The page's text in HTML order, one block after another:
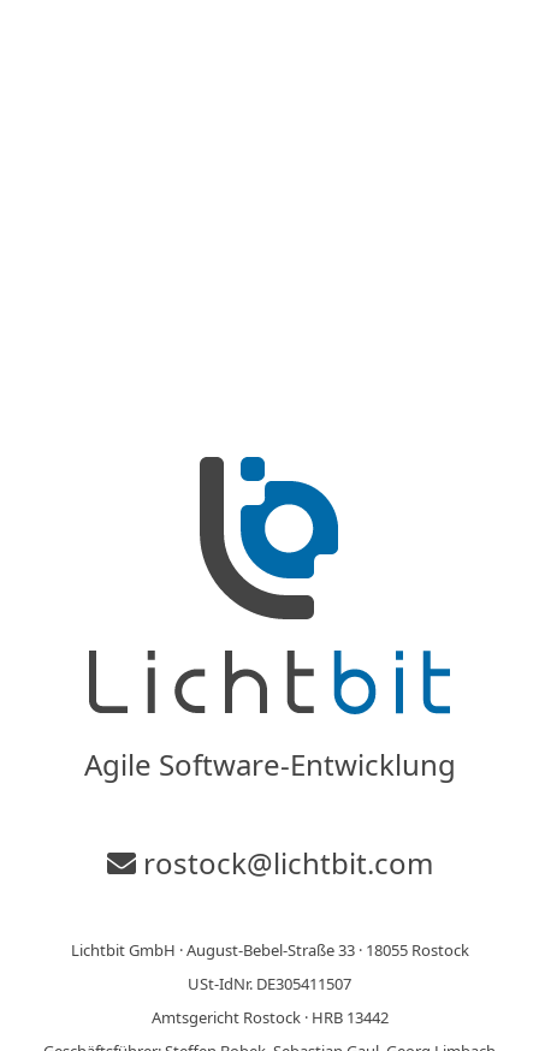
Agile Software-Entwicklung
rostock@lichtbit.com
Lichtbit GmbH · August-Bebel-Straße 33 · 18055 Rostock
USt-IdNr. DE305411507
Amtsgericht Rostock · HRB 13442